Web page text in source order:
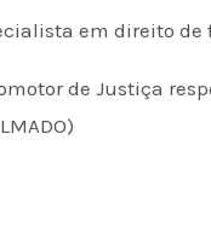
em direito
de Justiça